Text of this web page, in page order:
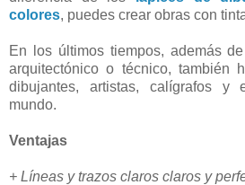
colores, puedes crear obras con
En los últimos tiempos, además
arquitectónico o técnico, también
dibujantes, artistas, calígrafos y
mundo.
Ventajas
+ Líneas y trazos claros claros y